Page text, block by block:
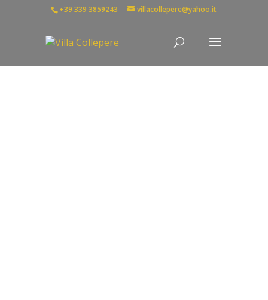
+39 339 3859243 villacollepere@yahoo.it